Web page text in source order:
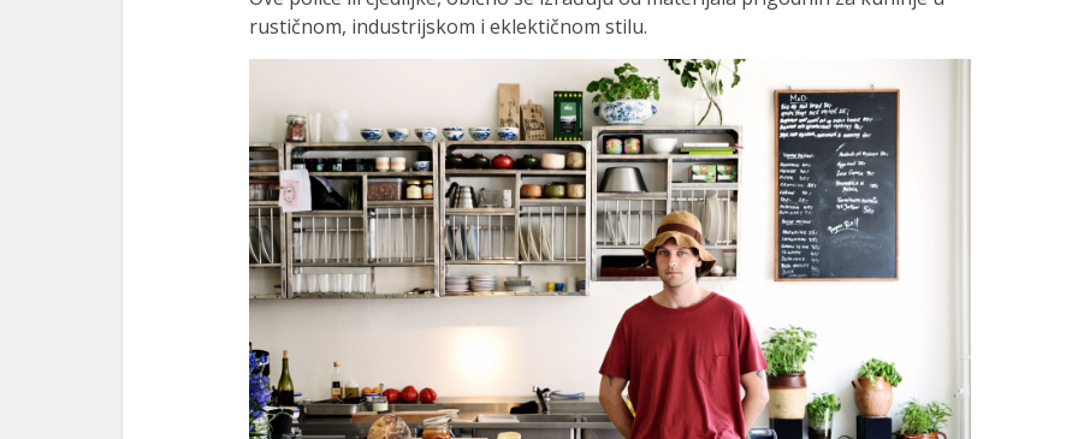
rustičnom, industrijskom i eklektičnom stilu.